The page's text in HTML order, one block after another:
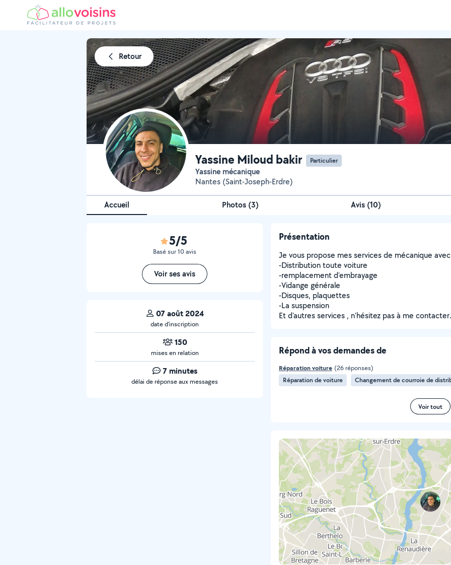
Retour
Yassine Miloud bakir Particulier
Yassine mécanique
Nantes (Saint-Joseph-Erdre)
Accueil Photos (3) Avis (10)
5/5
Basé sur 10 avis
Voir ses avis
07 août 2024
date d’inscription
150
mises en relation
7 minutes
délai de réponse aux messages
Présentation
Je vous propose mes services de mécanique
-Distribution toute voiture
-remplacement d'embrayage
-Vidange générale
-Disques, plaquettes
-La suspension
Et d'autres services , n'hésitez pas à me
Répond à vos demandes de
Réparation voiture (26 réponses)
Réparation de voiture
Changement de courroie de
Voir tout